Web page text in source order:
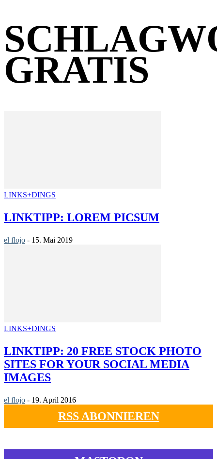
GRATIS
LINKS+DINGS
LINKTIPP: LOREM PICSUM
el flojo - 15. Mai 2019
LINKS+DINGS
LINKTIPP: 20 FREE STOCK PHOTO
SITES FOR YOUR SOCIAL MEDIA
IMAGES
el flojo - 19. April 2016
RSS ABONNIEREN